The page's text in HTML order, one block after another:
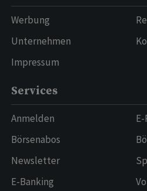
Werbung
Unternehmen
Impressum
Services
Anmelden
Börsenabos
Newsletter
E-Banking